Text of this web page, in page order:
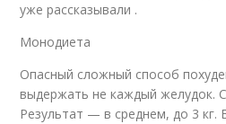
уже рассказывали .
Монодиета
Опасный сложный способ
выдержать не каждый желудок.
Результат — в среднем, до 3 кг.